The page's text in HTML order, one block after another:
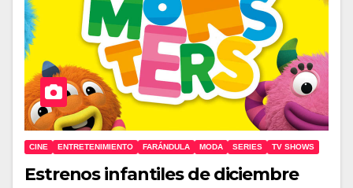
CINE ENTRETENIMIENTO FARÁNDULA MODA SERIES TV SHOWS
Estrenos infantiles de diciembre